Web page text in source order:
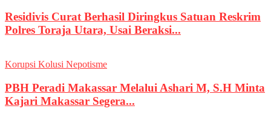
Residivis Curat Berhasil Diringkus Satuan Reskrim
Polres Toraja Utara, Usai Beraksi...
Korupsi Kolusi Nepotisme
PBH Peradi Makassar Melalui Ashari M, S.H Minta
Kajari Makassar Segera...